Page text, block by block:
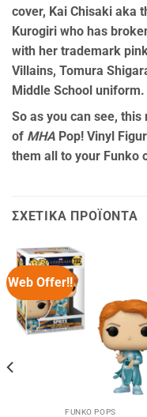
cover, Kai Chisaki aka
Kurogiri who has
with her trademark
Villains, Tomura
Middle School uniform.
So as you can see,
of MHA Pop! Vinyl
them all to your Funko
ΣΧΕΤΙΚΆ ΠΡΟΪΌΝΤΑ
Web Offer!!
FUNKO POPS